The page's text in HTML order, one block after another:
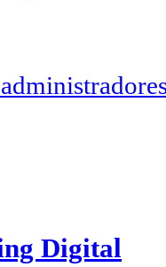
Digital